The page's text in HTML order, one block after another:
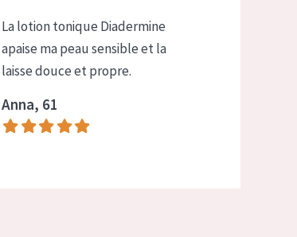
La lotion tonique Diadermine
apaise ma peau sensible et la
laisse douce et propre.
Anna, 61